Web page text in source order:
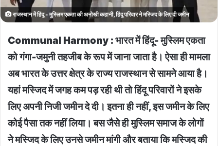
राजस्थान में हिंदू - मुस्लिम एकता की अनोखी कहानी, हिंदू परिवार ने मस्जिद के लिए दी जमीन
Communal Harmony : भारत में हिंदू- मुस्लिम एकता
को गंगा-जमुनी तहजीब के रूप में जाना जाता है। ऐसा ही मामला
अब भारत के उत्तर क्षेत्र के राज्य राजस्थान से सामने आया है।
यहां मस्जिद में जगह कम पड़ रही थी तो हिंदू परिवारों ने इसके
लिए अपनी निजी जमीन दे दी। इतना ही नहीं, इस जमीन के लिए
कोई पैसा तक नहीं लिया। बस जैसे ही मुस्लिम समाज के लोगों
ने मस्जिद के लिए उनसे जमीन मांगी और बताया कि मस्जिद की